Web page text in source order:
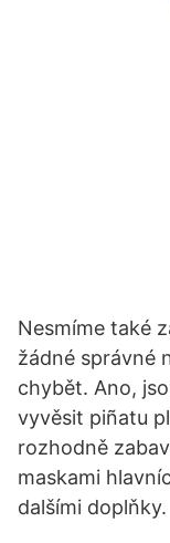
Nesmíme také
žádné správné
chybět. Ano,
vyvěsit piñatu
rozhodně
maskami
dalšími doplňky.